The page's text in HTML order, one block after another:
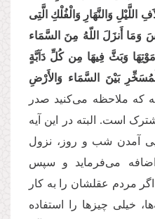
وَالنَّهَارِ وَالْفُلْكِ الَّتِی
وَمَا أَنزَلَ اللّهُ مِنَ السَّمَاء
وَبَثَّ فِیهَا مِن كُلِّ دَآبَّةٍ
بَیْنَ السَّمَاء وَالأَرْضِ
که ملاحظه می‌کنید صدر
است. البته در این آیه
پی آمدن شب و روز، نزول
می‌فرماید و سپس
اگر مردم عقلشان را به کار
خیلی چیزها را استفاده